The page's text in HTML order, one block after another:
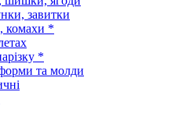
завитки
комахи *
*
та молди